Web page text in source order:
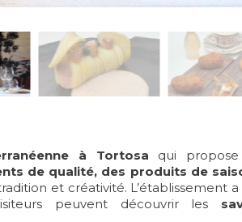
à Tortosa qui
de qualité, des produits de
et créativité. L’établissement
peuvent découvrir les